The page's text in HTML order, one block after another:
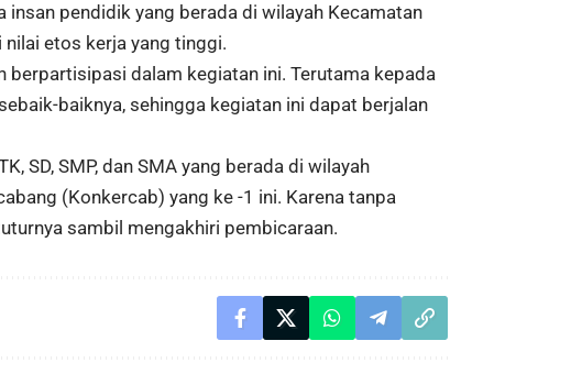
pendidik yang berada di wilayah Kecamatan
etos kerja yang tinggi.
berpartisipasi dalam kegiatan ini. Terutama kepada
baiknya, sehingga kegiatan ini dapat berjalan
SD, SMP, dan SMA yang berada di wilayah
(Konkercab) yang ke -1 ini. Karena tanpa
sambil mengakhiri pembicaraan.